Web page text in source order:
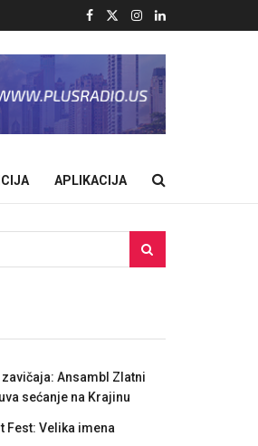
APLIKACIJA
Ansambl Zlatni
sećanje na Krajinu
Fest: Velika imena